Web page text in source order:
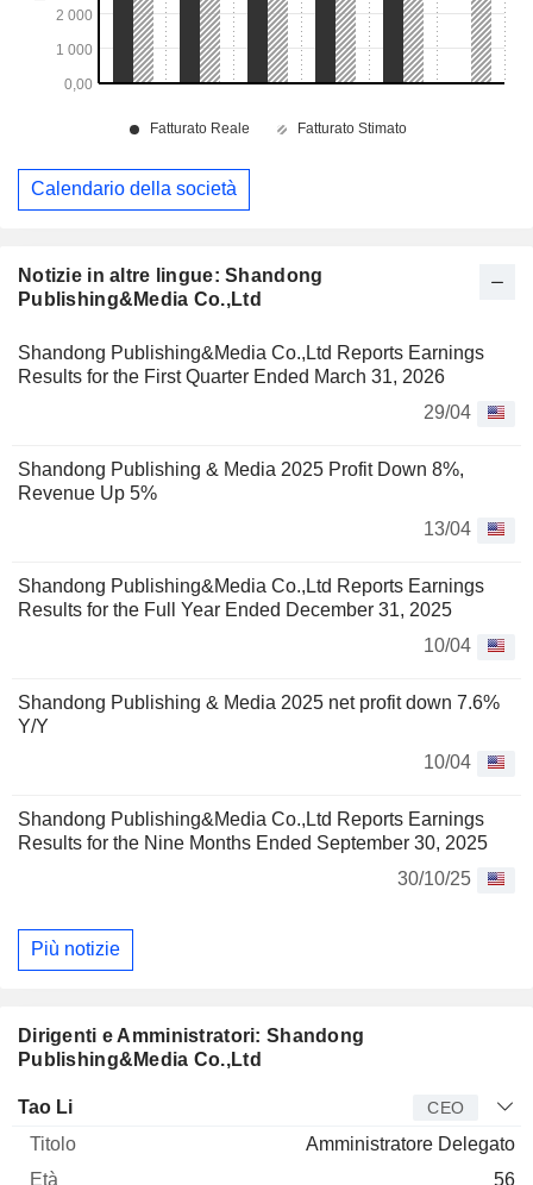
Notizie in altre lingue: Shandong
Publishing&Media Co.,Ltd
Shandong Publishing&Media Co.,Ltd Reports Earnings
Results for the First Quarter Ended March 31, 2026
29/04
Shandong Publishing & Media 2025 Profit Down 8%,
Revenue Up 5%
13/04
Shandong Publishing&Media Co.,Ltd Reports Earnings
Results for the Full Year Ended December 31, 2025
10/04
Shandong Publishing & Media 2025 net profit down 7.6%
Y/Y
10/04
Shandong Publishing&Media Co.,Ltd Reports Earnings
Results for the Nine Months Ended September 30, 2025
30/10/25
Più notizie
Dirigenti e Amministratori: Shandong
Publishing&Media Co.,Ltd
Manager
Tao Li CEO
Amministratore Delegato
56
Calendario della società